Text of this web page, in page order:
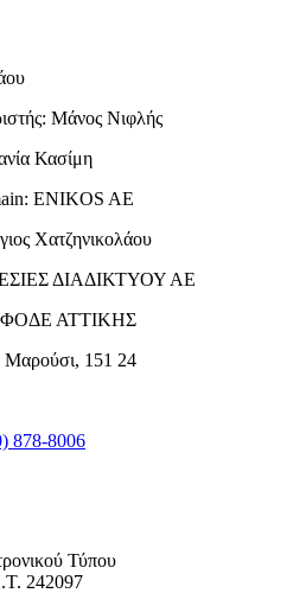
Μάνος Νιφλής
Κασίμη
ENIKOS AE
Χατζηνικολάου
ΔΙΑΔΙΚΤΥΟΥ ΑΕ
ΑΤΤΙΚΗΣ
151 24
878-8006
Τύπου
242097